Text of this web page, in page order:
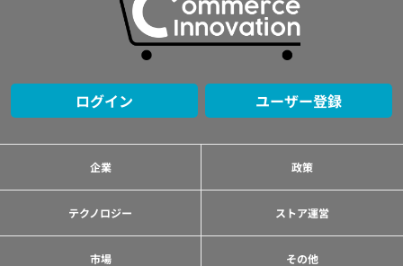
ログイン ユーザー登録
企業 政策
テクノロジー ストア運営
市場 その他